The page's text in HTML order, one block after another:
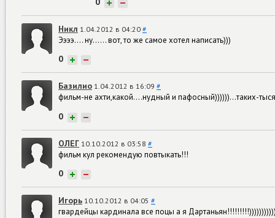
+ −
Никл 1.04.2012 в 04:20 #
Ээээ.... ну...... вот, то же самое хотел написать)))
0 + −
Базилио 1.04.2012 в 16:09 #
фильм-не ахти,какой....нудный и пафосный))))))...таких-
0 + −
ОЛЕГ 10.10.2012 в 03:58 #
фильм кул рекомендую повтыкать!!!
0 + −
Игорь 10.10.2012 в 04:05 #
гвардейцы кардинала все поцы а я